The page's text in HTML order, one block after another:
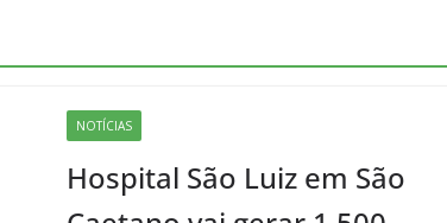
NOTÍCIAS
Hospital São Luiz em São